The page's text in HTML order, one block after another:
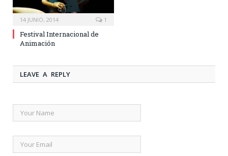
14 JUNIO, 2014 1
Festival Internacional de
Animación
LEAVE A REPLY